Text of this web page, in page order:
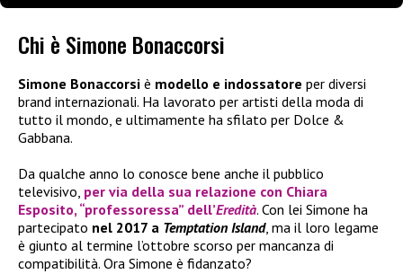
Chi è Simone Bonaccorsi
Simone Bonaccorsi è modello e indossatore per diversi
brand internazionali. Ha lavorato per artisti della moda di
tutto il mondo, e ultimamente ha sfilato per Dolce &
Gabbana.
Da qualche anno lo conosce bene anche il pubblico
televisivo, per via della sua relazione con Chiara
Esposito, “professoressa” dell’Eredità. Con lei Simone ha
partecipato nel 2017 a Temptation Island, ma il loro legame
è giunto al termine l’ottobre scorso per mancanza di
compatibilità. Ora Simone è fidanzato?